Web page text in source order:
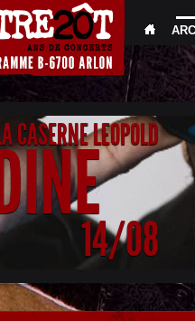
CASERNE LEOPOLD
14/08